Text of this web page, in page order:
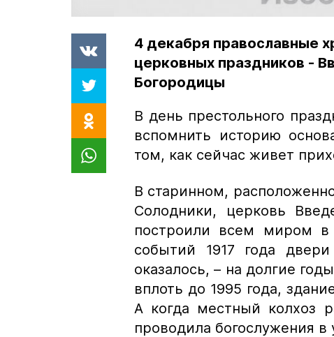
4 декабря православные
церковных праздников -
Богородицы
В день престольного
вспомнить историю
том, как сейчас живет
В старинном,
Солодники, церковь
построили всем миром
событий 1917 года
оказалось, – на долгие
вплоть до 1995 года,
А когда местный колхоз
проводила богослужения